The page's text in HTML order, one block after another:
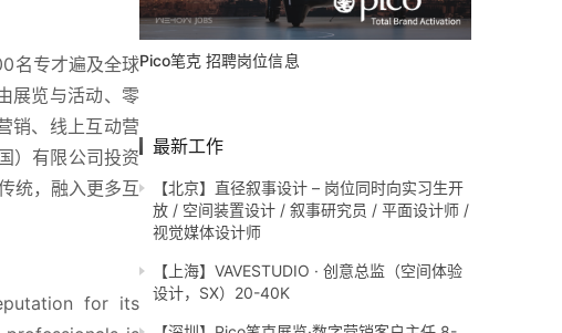
名专才遍及全球
展览与活动、零
销、线上互动营
）有限公司投资
统，融入更多互
for its
Pico笔克 招聘岗位信息
最新工作
【北京】直径叙事设计 – 岗位同时向实习生开
放 / 空间装置设计 / 叙事研究员 / 平面设计师 /
视觉媒体设计师
【上海】VAVESTUDIO · 创意总监（空间体验
设计，SX）20-40K